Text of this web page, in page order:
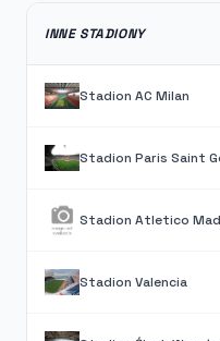
INNE STADIONY
Stadion AC Milan
Stadion Paris Saint
Stadion Atletico
Stadion Valencia